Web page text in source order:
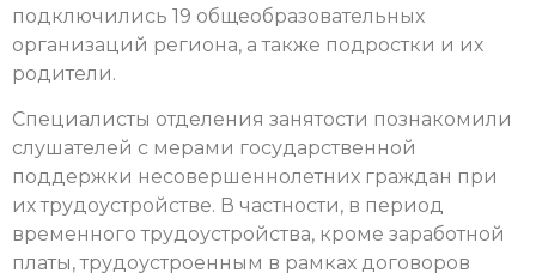
подключились 19 общеобразовательных
организаций региона, а также подростки и их
родители.
Специалисты отделения занятости познакомили
слушателей с мерами государственной
поддержки несовершеннолетних граждан при
их трудоустройстве. В частности, в период
временного трудоустройства, кроме заработной
платы, трудоустроенным в рамках договоров